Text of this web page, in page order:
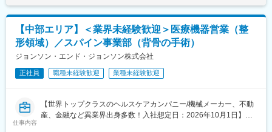
明・導入・解説等も診療科医師や放射線科に行います。
【訪問先】
核医学診断設備を有する国公立や私立の大規模病院が中心になり
ます。放射線科、脳外科、循環器内科などが主な訪問先です。
※医師のアポイントを取り、学術的情報の提供がメインの業務で
す。
約1か月ほど製剤などの研修を行い、顧客先への訪問は先輩社員と
同行していただくことを想定しています。
外科分野は高齢化によりもっとも伸びる市場の一つです。
製品力・製品数がありますので、患者の多種多様な疾患に対し幅
広い提案ができます。また、実際に自分の売った製品で患者の
QOL向上を叶えられたお話をドクター経由で聞くこともある、非
常に社会貢献度の高い営業職になります。
■働き方
直行直帰のワークスタイルですので、ご自身の裁量次第でフレキ
シブルなスケジューリングも可能です。エリア毎に週1回のペース
でミーティングを行いますし(エリアにより差異あり)、社内イント
ラネットから学術文献などのナレッジが共有可能のため、直行直
はあくまでも目安の金額であり、選考を通じて上下する可能性が
あります。月給(月額)は固定手当を含めた表記です。
【中部エリア】＜業界未経験歓迎＞医療機器営業（整
形領域）／スパイン事業部（背骨の手術）
ジョンソン・エンド・ジョンソン株式会社
正社員 職種未経験歓迎 業種未経験歓迎
仕事内容
【世界トップクラスのヘルスケアカンパニー/機械メーカー、不動
産、金融など異業界出身多数！入社想定日：2026年10月1日】